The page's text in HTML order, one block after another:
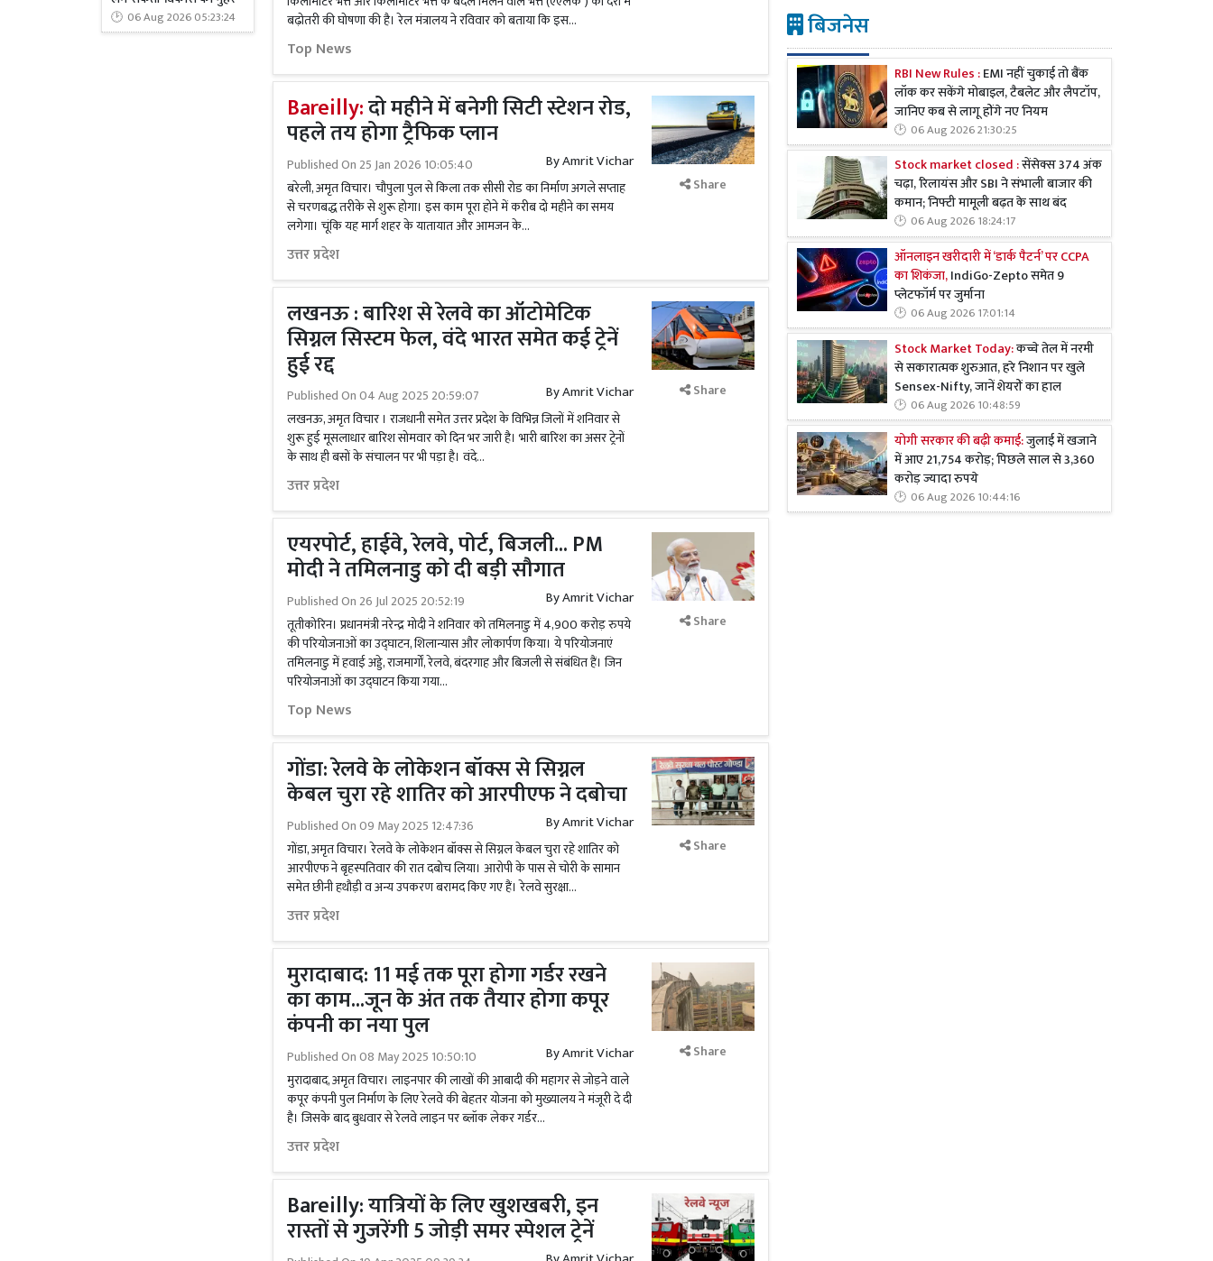
06 Aug 2026 05:23:24
बढ़ोतरी की घोषणा की है। रेल मंत्रालय ने रविवार को बताया कि इस...
Top News
Bareilly:दो महीने में बनेगी सिटी स्टेशन रोड,
पहले तय होगा ट्रैफिक प्लान
Published On 25 Jan 2026 10:05:40 ByAmrit Vichar
बरेली, अमृत विचार। चौपुला पुल से किला तक सीसी रोड का निर्माण अगले सप्ताह
से चरणबद्ध तरीके से शुरू होगा। इस काम पूरा होने में करीब दो महीने का समय
लगेगा। चूंकि यह मार्ग शहर के यातायात और आमजन के...
उत्तर प्रदेश
Share
लखनऊ : बारिश से रेलवे का ऑटोमेटिक
सिग्नल सिस्टम फेल, वंदे भारत समेत कई ट्रेनें
हुई रद्द
Published On04 Aug 2025 20:59:07 ByAmrit Vichar
लखनऊ, अमृत विचार । राजधानी समेत उत्तर प्रदेश के विभिन्न जिलों में शनिवार से
शुरू हुई मूसलाधार बारिश सोमवार को दिन भर जारी है। भारी बारिश का असर ट्रेनों
के साथ ही बसों के संचालन पर भी पड़ा है। वंदे...
उत्तर प्रदेश
Share
एयरपोर्ट, हाईवे, रेलवे, पोर्ट, बिजली... PM
मोदी ने तमिलनाडु को दी बड़ी सौगात
Published On 26 Jul 2025 20:52:19 ByAmrit Vichar
तूतीकोरिन। प्रधानमंत्री नरेन्द्र मोदी ने शनिवार को तमिलनाडु में 4,900 करोड़ रुपये
की परियोजनाओं का उद्घाटन, शिलान्यास और लोकार्पण किया। ये परियोजनाएं
तमिलनाडु में हवाई अड्डे, राजमार्गों, रेलवे, बंदरगाह और बिजली से संबंधित हैं। जिन
परियोजनाओं का उद्घाटन किया गया...
Top News
Share
गोंडा: रेलवे के लोकेशन बॉक्स से सिग्नल
केबल चुरा रहे शातिर को आरपीएफ ने दबोचा
Published On09 May 2025 12:47:36 ByAmrit Vichar
गोंडा, अमृत विचार। रेलवे के लोकेशन बॉक्स से सिग्नल केबल चुरा रहे शातिर को
आरपीएफ ने बृहस्पतिवार की रात दबोच लिया। आरोपी के पास ‌से चोरी के सामान
समेत छीनी हथौड़ी व अन्य उपकरण बरामद किए गए हैं। रेलवे सुरक्षा...
उत्तर प्रदेश
Share
मुरादाबाद: 11 मई तक पूरा होगा गर्डर रखने
का काम...जून के अंत तक तैयार होगा कपूर
कंपनी का नया पुल
Published On08 May 2025 10:50:10 ByAmrit Vichar
मुरादाबाद, अमृत विचार। लाइनपार की लाखों की आबादी की महागर से जोड़ने वाले
कपूर कंपनी पुल निर्माण के लिए रेलवे की बेहतर योजना को मुख्यालय ने मंजूरी दे दी
है। जिसके बाद बुधवार से रेलवे लाइन पर ब्लॉक लेकर गर्डर...
उत्तर प्रदेश
Share
Bareilly: यात्रियों के लिए खुशखबरी, इन
रास्तों से गुजरेंगी 5 जोड़ी समर स्पेशल ट्रेनें
बिजनेस
RBI New Rules :EMI नहीं चुकाई तो बैंक
लॉक कर सकेंगे मोबाइल, टैबलेट और लैपटॉप,
जानिए कब से लागू होंगे नए नियम
06 Aug 2026 21:30:25
Stock market closed :सेंसेक्स 374 अंक
चढ़ा, रिलायंस और SBI ने संभाली बाजार की
कमान; निफ्टी मामूली बढ़त के साथ बंद
06 Aug 2026 18:24:17
ऑनलाइन खरीदारी में ‘डार्क पैटर्न’ पर CCPA
का शिकंजा,IndiGo-Zepto समेत 9
प्लेटफॉर्म पर जुर्माना
06 Aug 2026 17:01:14
Stock Market Today:कच्चे तेल में नरमी
से सकारात्मक शुरुआत, हरे निशान पर खुले
Sensex-Nifty, जानें शेयरों का हाल
06 Aug 2026 10:48:59
योगी सरकार की बढ़ी कमाई:जुलाई में खजाने
में आए 21,754 करोड़; पिछले साल से 3,360
करोड़ ज्यादा रुपये
06 Aug 2026 10:44:16